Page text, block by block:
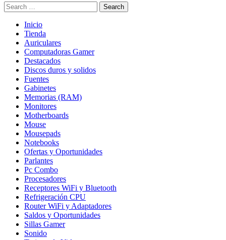
Search
Inicio
Tienda
Auriculares
Computadoras Gamer
Destacados
Discos duros y solidos
Fuentes
Gabinetes
Memorias (RAM)
Monitores
Motherboards
Mouse
Mousepads
Notebooks
Ofertas y Oportunidades
Parlantes
Pc Combo
Procesadores
Receptores WiFi y Bluetooth
Refrigeración CPU
Router WiFi y Adaptadores
Saldos y Oportunidades
Sillas Gamer
Sonido